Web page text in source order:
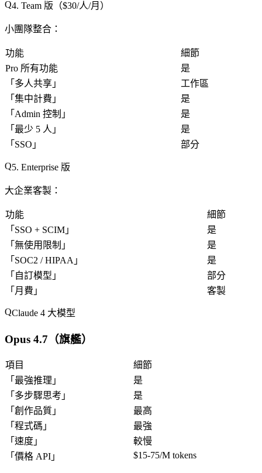
4. Team 版（$30/人/月）
小團隊整合 ：
功能
細節
Pro 所有功能
是
「 多人共享 」
工作區
「 集中計費 」
是
「 Admin 控制 」
是
「 最少 5 人 」
是
「 SSO 」 部分
5. Enterprise 版
大企業客製 ：
功能
細節
「 SSO + SCIM 」
是
「 無使用限制 」
是
「 SOC2 / HIPAA 」
是
「 自訂模型 」
部分
「 月費 」 客製
Claude 4 大模型
Opus 4.7（旗艦）
項目
細節
「 最強推理 」
是
「 多步驟思考 」
是
「 創作品質 」
最高
「 程式碼 」
最強
「 速度 」
較慢
「 價格 API 」 $15-75/M tokens